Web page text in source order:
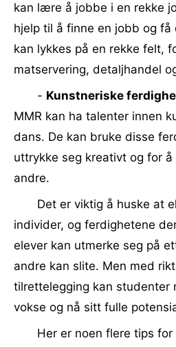
kan lære å jobbe i en rekke
hjelp til å finne en jobb og
kan lykkes på en rekke felt,
matservering, detaljhandel
- Kunstneriske
MMR kan ha talenter innen
dans. De kan bruke disse
uttrykke seg kreativt og for
andre.
Det er viktig å huske at
individer, og ferdighetene
elever kan utmerke seg på
andre kan slite. Men med
tilrettelegging kan studenter
vokse og nå sitt fulle
Her er noen flere tips